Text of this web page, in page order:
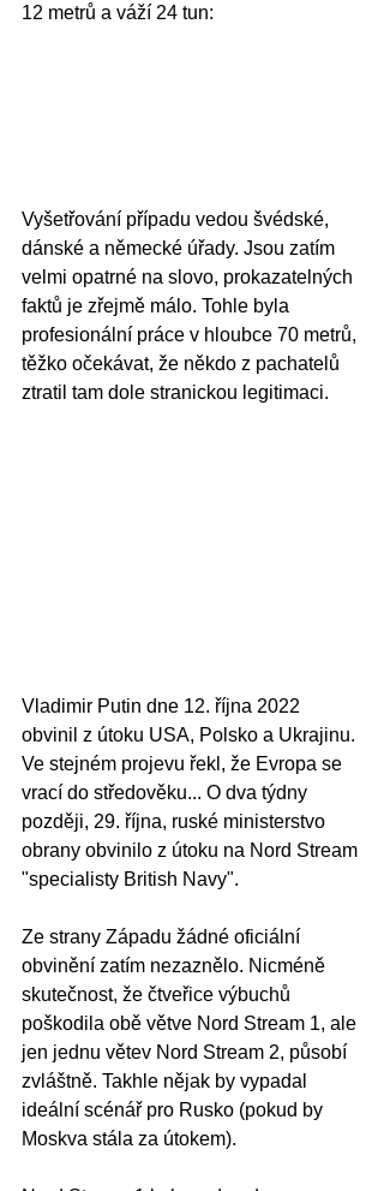
12 metrů a váží 24 tun:
Vyšetřování případu vedou švédské,
dánské a německé úřady. Jsou zatím
velmi opatrné na slovo, prokazatelných
faktů je zřejmě málo. Tohle byla
profesionální práce v hloubce 70 metrů,
těžko očekávat, že někdo z pachatelů
ztratil tam dole stranickou legitimaci.
Vladimir Putin dne 12. října 2022
obvinil z útoku USA, Polsko a Ukrajinu.
Ve stejném projevu řekl, že Evropa se
vrací do středověku... O dva týdny
později, 29. října, ruské ministerstvo
obrany obvinilo z útoku na Nord Stream
"specialisty British Navy".
Ze strany Západu žádné oficiální
obvinění zatím nezaznělo. Nicméně
skutečnost, že čtveřice výbuchů
poškodila obě větve Nord Stream 1, ale
jen jednu větev Nord Stream 2, působí
zvláštně. Takhle nějak by vypadal
ideální scénář pro Rusko (pokud by
Moskva stála za útokem).